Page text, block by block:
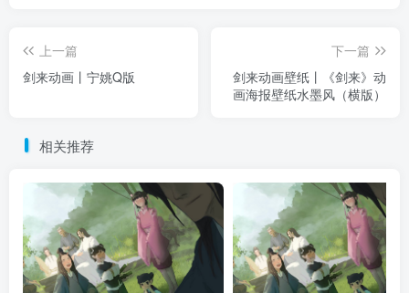
上一篇
剑来动画丨宁姚Q版
下一篇
剑来动画壁纸丨《剑来》动
画海报壁纸水墨风（横版）
相关推荐